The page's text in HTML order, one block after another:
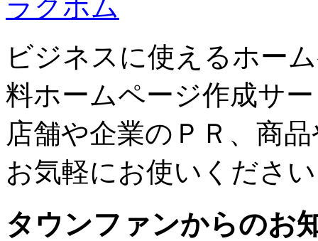
ラクホム
ビジネスに使えるホー
料ホームページ作成サ
店舗や企業のＰＲ、商
お気軽にお使いくださ
タウンファンからのお